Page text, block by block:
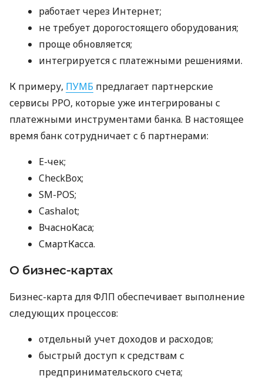
работает через Интернет;
не требует дорогостоящего оборудования;
проще обновляется;
интегрируется с платежными решениями.
К примеру, ПУМБ предлагает партнерские
сервисы РРО, которые уже интегрированы с
платежными инструментами банка. В настоящее
время банк сотрудничает с 6 партнерами:
E-чек;
CheckBox;
SM-POS;
Cashalot;
ВчасноКаса;
СмартКасса.
О бизнес-картах
Бизнес-карта для ФЛП обеспечивает выполнение
следующих процессов:
отдельный учет доходов и расходов;
быстрый доступ к средствам с
предпринимательского счета;